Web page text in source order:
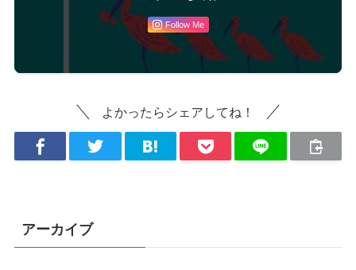
Follow Me
よかったらシェアしてね！
アーカイブ